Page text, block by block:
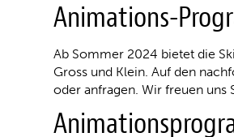
Animations-
Ab Sommer 2024 bietet die
Gross und Klein. Auf den
oder anfragen. Wir freuen uns